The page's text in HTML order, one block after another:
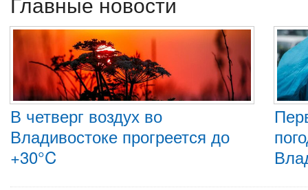
В четверг воздух во
Владивостоке прогреется до
+30°C